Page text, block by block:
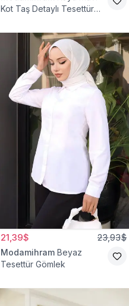
Kot Taş Detaylı Tesettür
21,39$ 23,93$
Modamihram Beyaz
Tesettür Gömlek